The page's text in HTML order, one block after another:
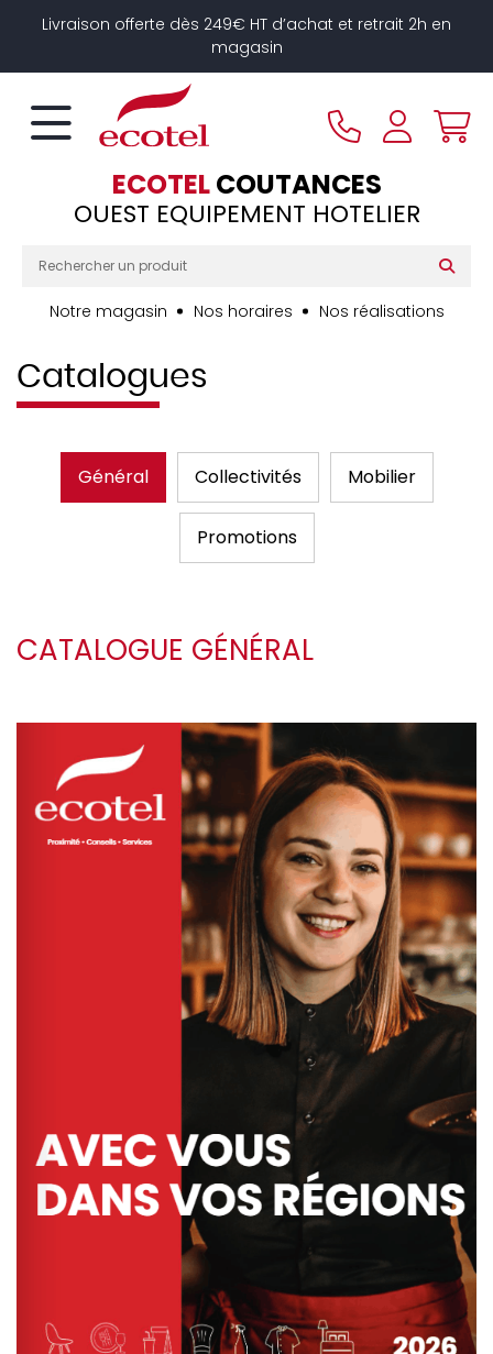
Livraison offerte dès 249€ HT d’achat et retrait 2h en
magasin
ECOTELCOUTANCES
OUEST EQUIPEMENT HOTELIER
Notre magasin Nos horaires Nos réalisations
Catalogues
Général Collectivités Mobilier
Promotions
CATALOGUE GÉNÉRAL
Panneau de gestion des cookies